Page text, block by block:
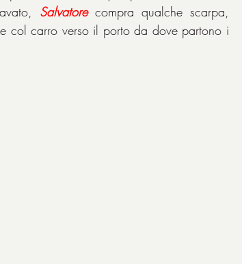
Salvatore compra qualche scarpa,
col carro verso il porto da dove partono i